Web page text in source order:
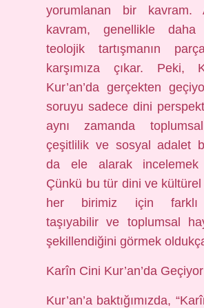
yorumlanan bir kavram.
kavram, genellikle
teolojik tartışmanın
karşımıza çıkar. Peki,
Kur’an’da gerçekten
soruyu sadece dini
aynı zamanda
çeşitlilik ve sosyal adalet
da ele alarak incelemek
Çünkü bu tür dini ve
her birimiz için farklı
taşıyabilir ve toplumsal
şekillendiğini görmek
Karîn Cini Kur’an’da
Kur’an’a baktığımızda,